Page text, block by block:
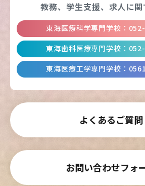
よくあるご質問
お問い合わせフォ
教務、学生支援、 求人に
東海医療科学専門学校 ：
東海歯科医療専門学校 ：
東海医療工学専門学校 ：